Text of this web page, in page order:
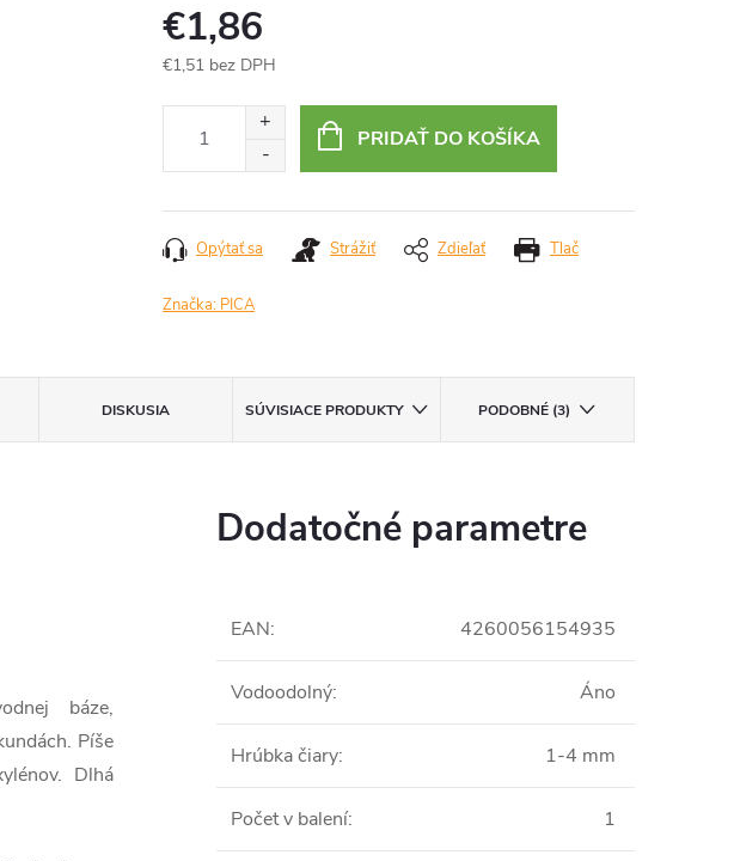
€1,86
€1,51 bez DPH
PRIDAŤ DO KOŠÍKA
Tlač
Opýtať sa Strážiť Zdieľať
Značka: PICA
DISKUSIA SÚVISIACE PRODUKTY PODOBNÉ (3)
báze,
Píše
Dlhá
Dodatočné parametre
EAN: 4260056154935
Vodoodolný: Áno
Hrúbka čiary: 1-4 mm
Počet v balení: 1